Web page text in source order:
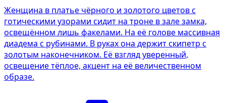
Женщина в платье чёрного и золотого цветов с
готическими узорами сидит на троне в зале замка,
освещённом лишь факелами. На её голове массивная
диадема с рубинами. В руках она держит скипетр с
золотым наконечником. Её взгляд уверенный,
освещение тёплое, акцент на её величественном
образе.